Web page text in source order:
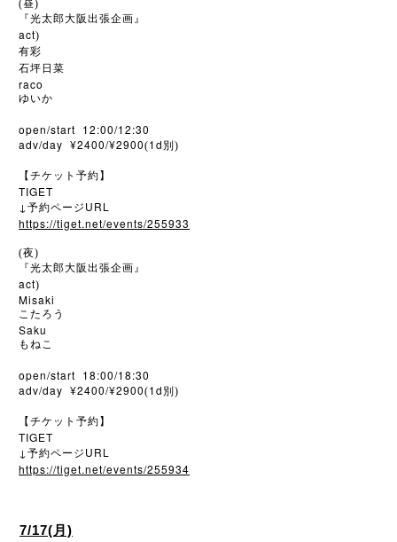
(昼)
『光太郎大阪出張企画』
act)
有彩
石坪日菜
raco
ゆいか
open/start 12:00/12:30
adv/day ¥2400/¥2900(1d 別)
【チケット予約】
TIGET
↓ 予約ページ URL
https://tiget.net/events/255933
(夜)
『光太郎大阪出張企画』
act)
Misaki
こたろう
Saku
もねこ
open/start 18:00/18:30
adv/day ¥2400/¥2900(1d 別)
【チケット予約】
TIGET
↓ 予約ページ URL
https://tiget.net/events/255934
7/17(月)